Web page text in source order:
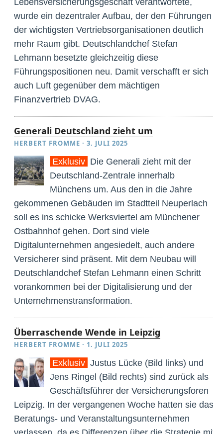
wurde ein dezentraler Aufbau, der den Führungen
der wichtigsten Vertriebsorganisationen deutlich
mehr Raum gibt. Deutschlandchef Stefan
Lehmann besetzte gleichzeitig diese
Führungspositionen neu. Damit verschafft er sich
auch Luft gegenüber dem mächtigen
Finanzvertrieb DVAG.
Generali Deutschland zieht um
HERBERT FROMME ·3. JULI 2025
Exklusiv Die Generali zieht mit der
Deutschland-Zentrale innerhalb
Münchens um. Aus den in die Jahre
gekommenen Gebäuden im Stadtteil Neuperlach
soll es ins schicke Werksviertel am Münchener
Ostbahnhof gehen. Dort sind viele
Digitalunternehmen angesiedelt, auch andere
Versicherer sind präsent. Mit dem Neubau will
Deutschlandchef Stefan Lehmann einen Schritt
vorankommen bei der Digitalisierung und der
Unternehmenstransformation.
Überraschende Wende in Leipzig
HERBERT FROMME · 1. JULI 2025
Exklusiv Justus Lücke (Bild links) und
Jens Ringel (Bild rechts) sind zurück als
Geschäftsführer der Versicherungsforen
Leipzig. In der vergangenen Woche hatten sie das
Beratungs- und Veranstaltungsunternehmen